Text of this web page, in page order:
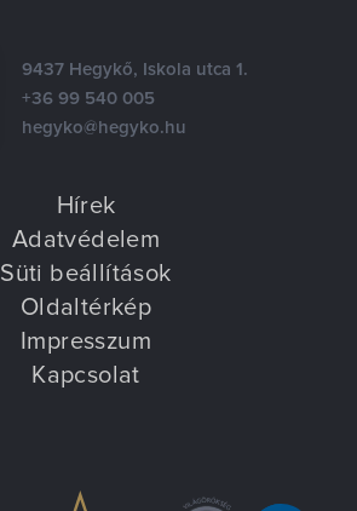
9437 Hegykő, Iskola utca 1.
+36 99 540 005
hegyko@hegyko.hu
Hírek
Adatvédelem
Süti beállítások
Oldaltérkép
Impresszum
Kapcsolat